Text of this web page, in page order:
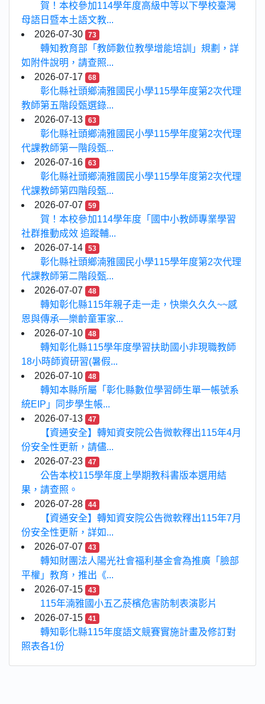
賀！本校參加114學年度高級中等以下學校臺灣
母語日暨本土語文教...
2026-07-30
73
轉知教育部「教師數位教學增能培訓」規劃，詳
如附件說明，請查照...
2026-07-17
68
彰化縣社頭鄉湳雅國民小學115學年度第2次代理
教師第五階段甄選錄...
2026-07-13
63
彰化縣社頭鄉湳雅國民小學115學年度第2次代理
代課教師第一階段甄...
2026-07-16
63
彰化縣社頭鄉湳雅國民小學115學年度第2次代理
代課教師第四階段甄...
2026-07-07
59
賀！本校參加114學年度「國中小教師專業學習
社群推動成效 追蹤輔...
2026-07-14
53
彰化縣社頭鄉湳雅國民小學115學年度第2次代理
代課教師第二階段甄...
2026-07-07
48
轉知彰化縣115年親子走一走，快樂久久久~~感
恩與傳承—樂齡童軍家...
2026-07-10
48
轉知彰化縣115學年度學習扶助國小非現職教師
18小時師資研習(暑假...
2026-07-10
48
轉知本縣所屬「彰化縣數位學習師生單一帳號系
統EIP」同步學生帳...
2026-07-13
47
【資通安全】轉知資安院公告微軟釋出115年4月
份安全性更新，請儘...
2026-07-23
47
公告本校115學年度上學期教科書版本選用結
果，請查照。
2026-07-28
44
【資通安全】轉知資安院公告微軟釋出115年7月
份安全性更新，詳如...
2026-07-07
43
轉知財團法人陽光社會福利基金會為推廣「臉部
平權」教育，推出《...
2026-07-15
43
115年湳雅國小五乙菸檳危害防制表演影片
2026-07-15
41
轉知彰化縣115年度語文競賽實施計畫及修訂對
照表各1份